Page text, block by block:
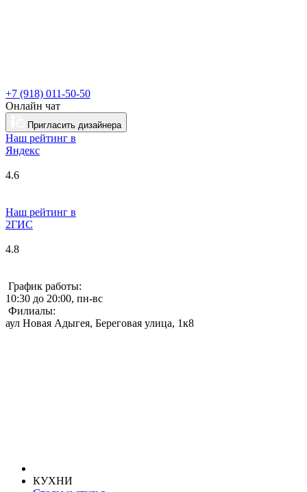
+7 (918) 011-50-50
Онлайн чат
Пригласить дизайнера
Наш рейтинг в
Яндекс
4.6
Наш рейтинг в
2ГИС
4.8
График работы:
10:30 до 20:00, пн-вс
Филиалы:
аул Новая Адыгея, Береговая улица, 1к8
КУХНИ